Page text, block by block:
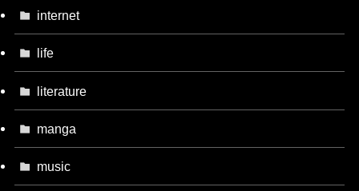
internet
life
literature
manga
music